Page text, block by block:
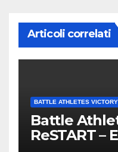
Articoli correlati
BATTLE ATHLETES VICTORY
Battle
ReSTART –